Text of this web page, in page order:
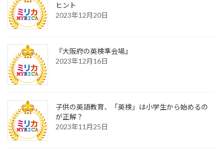
ヒント
2023年12月20日
『大阪府の英検準会場』
2023年12月16日
子供の英語教育、「英検」は小学生から始めるの
が正解？
2023年11月25日